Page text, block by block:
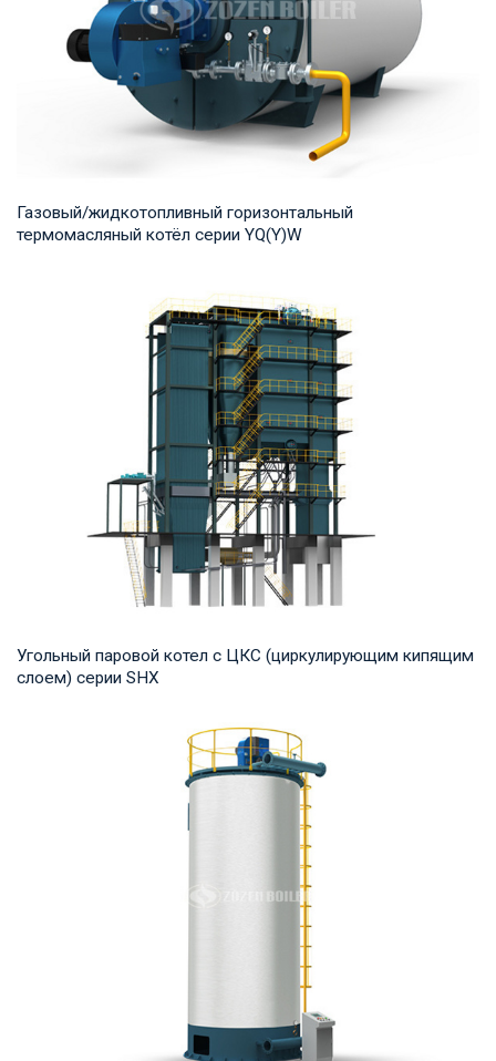
Газовый/жидкотопливный горизонтальный
термомасляный котёл серии YQ(Y)W
мощность продукта: 700-14,000 кВт Температур...
Угольный паровой котел с ЦКС (циркулирующим кипящим
слоем) серии SHX
продукта: 10-75 т/ч Температура на выход...